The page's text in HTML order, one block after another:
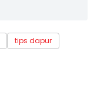
tips dapur